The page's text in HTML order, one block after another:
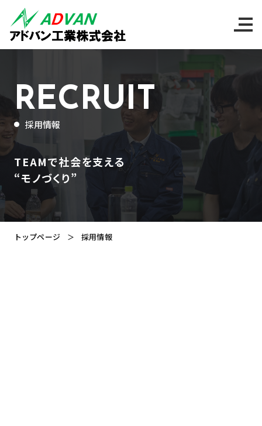
ホーム
私たちについて
製品紹介
設備について
工場の様子
会社案内
採用情報
RECRUIT
採用情報
TEAMで社会を支える
“モノづくり”
トップページ 採用情報